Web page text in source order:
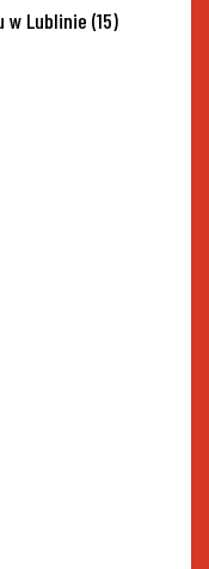
w Lublinie (15)